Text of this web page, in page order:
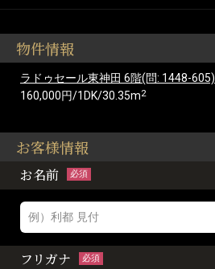
物件情報
ラドゥセール東神田 6階(問: 1448-605)
160,000円/1DK/30.35m2
お客様情報
お名前 必須
フリガナ 必須